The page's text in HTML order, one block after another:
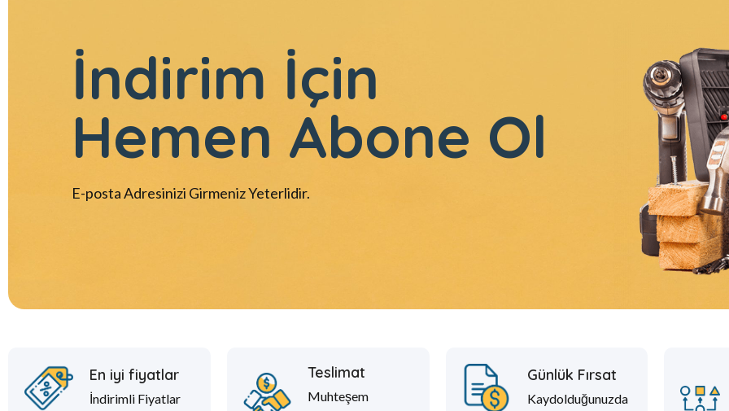
İndirim İçin
Hemen Abone Ol
E-posta Adresinizi Girmeniz Yeterlidir.
En iyi fiyatlar
İndirimli Fiyatlar
Teslimat
Muhteşem
Günlük Fırsat
Kaydolduğunuzda